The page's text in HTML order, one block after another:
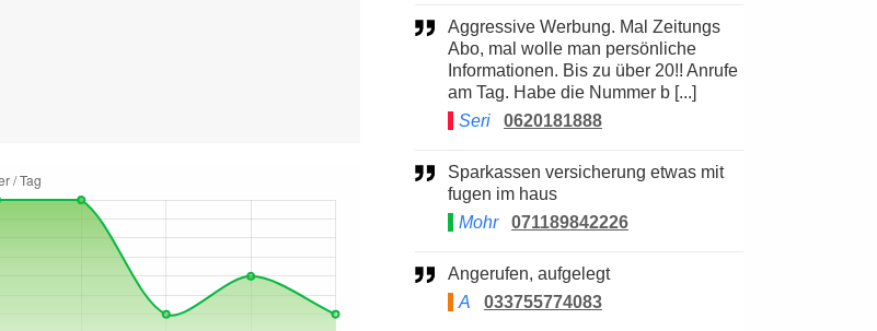
Aggressive Werbung. Mal Zeitungs
Abo, mal wolle man persönliche
Informationen. Bis zu über 20!! Anrufe
am Tag. Habe die Nummer b [...]
Seri
0620181888
Sparkassen versicherung etwas mit
fugen im haus
Mohr
071189842226
Angerufen, aufgelegt
A
033755774083